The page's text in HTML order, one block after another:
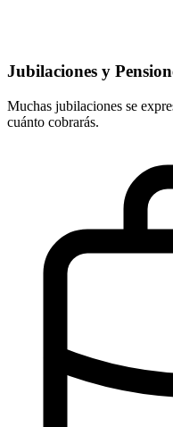
Jubilaciones y
Muchas jubilaciones se
cuánto cobrarás.